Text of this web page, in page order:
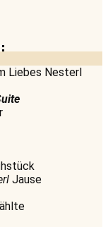
Liebes Nesterl
Jause